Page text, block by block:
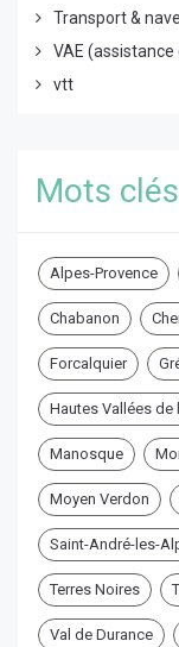
Transport &
VAE
vtt
Mots clés
Alpes-Provence
Chabanon
Forcalquier
Hautes Vallées de
Manosque
Moyen Verdon
Saint-André-les-
Terres Noires
Val de Durance